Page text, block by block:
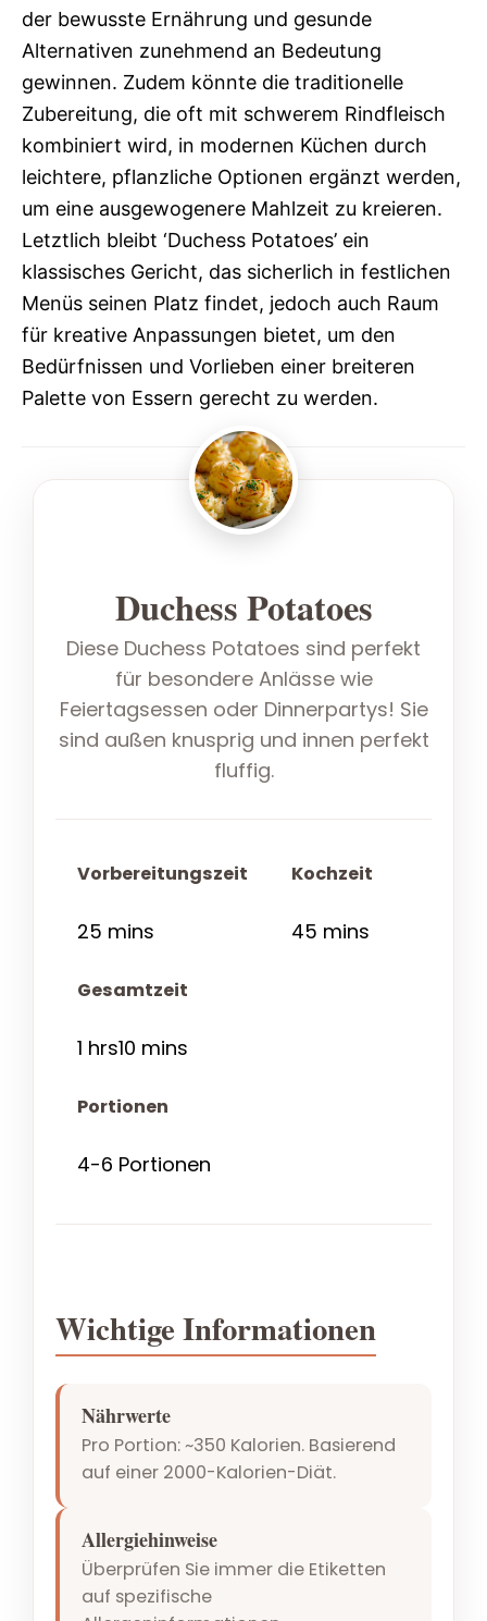
der bewusste Ernährung und gesunde
Alternativen zunehmend an Bedeutung
gewinnen. Zudem könnte die traditionelle
Zubereitung, die oft mit schwerem Rindfleisch
kombiniert wird, in modernen Küchen durch
leichtere, pflanzliche Optionen ergänzt werden,
um eine ausgewogenere Mahlzeit zu kreieren.
Letztlich bleibt ‘Duchess Potatoes’ ein
klassisches Gericht, das sicherlich in festlichen
Menüs seinen Platz findet, jedoch auch Raum
für kreative Anpassungen bietet, um den
Bedürfnissen und Vorlieben einer breiteren
Palette von Essern gerecht zu werden.
Duchess Potatoes
Diese Duchess Potatoes sind perfekt
für besondere Anlässe wie
Feiertagsessen oder Dinnerpartys! Sie
sind außen knusprig und innen perfekt
fluffig.
Vorbereitungszeit
25 mins
Kochzeit
45 mins
Gesamtzeit
1 hrs10 mins
Portionen
4-6 Portionen
Wichtige Informationen
Nährwerte
Pro Portion: ~350 Kalorien. Basierend
auf einer 2000-Kalorien-Diät.
Allergiehinweise
Überprüfen Sie immer die Etiketten
auf spezifische